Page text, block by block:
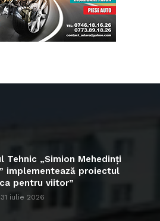
Tehnic „Simion Mehedinți
implementează proiectul
pentru viitor”
31 iulie 2026